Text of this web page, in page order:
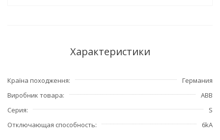
Характеристики
Країна походження
Германия
Виробник товара
ABB
Серия
S
Отключающая способность
6kA